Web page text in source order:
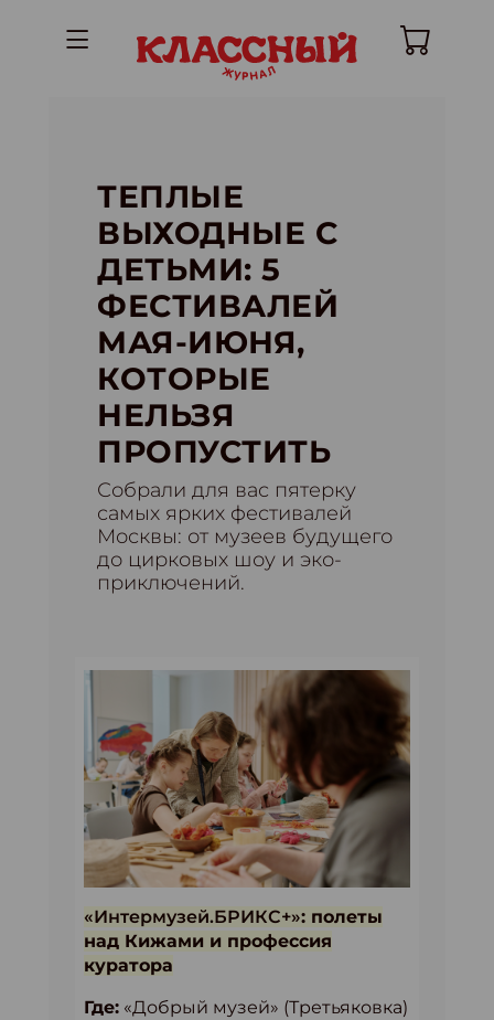
ТЕПЛЫЕ
ВЫХОДНЫЕ С
ДЕТЬМИ: 5
ФЕСТИВАЛЕЙ
МАЯ-ИЮНЯ,
КОТОРЫЕ
НЕЛЬЗЯ
ПРОПУСТИТЬ
Собрали для вас пятерку
самых ярких фестивалей
Москвы: от музеев будущего
до цирковых шоу и эко-
приключений.
«Интермузей.БРИКС+»: полеты
над Кижами и профессия
куратора
Где: «Добрый музей» (Третьяковка)